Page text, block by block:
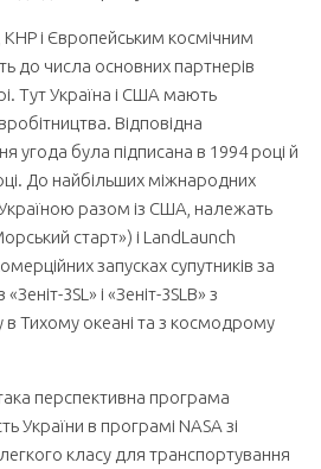
і Європейським космічним
до числа основних партнерів
Тут Україна і США мають
Відповідна
угода була підписана в 1994 році й
До найбільших міжнародних
Україною разом із США, належать
старт») і LandLaunch
запусках супутників за
3SL» і «Зеніт-3SLB» з
Тихому океані та з космодрому
перспективна програма
України в програмі NASA зі
класу для транспортування